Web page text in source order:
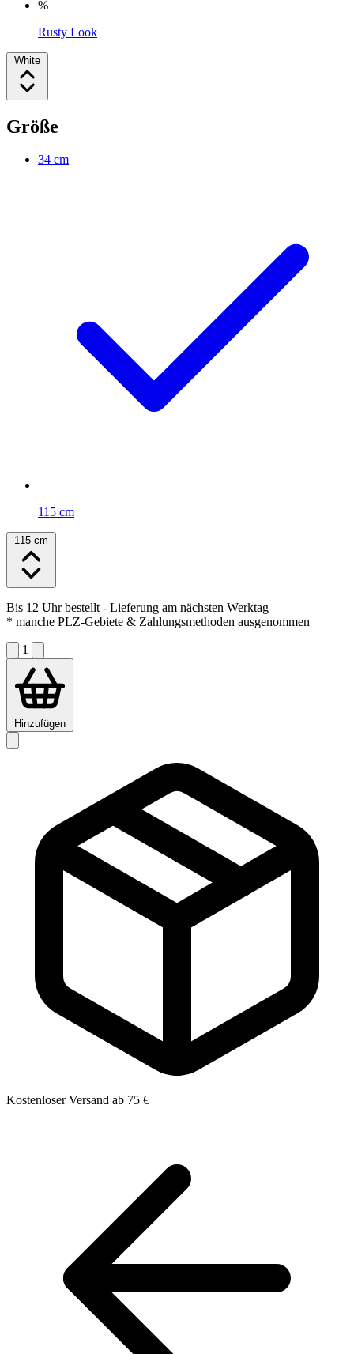
%
Rusty Look
White
Größe
34 cm
115 cm
115 cm
Bis 12 Uhr bestellt- Lieferung am nächsten Werktag
* manche PLZ-Gebiete & Zahlungsmethoden ausgenommen
1
Hinzufügen
Kostenloser Versand ab 75 €